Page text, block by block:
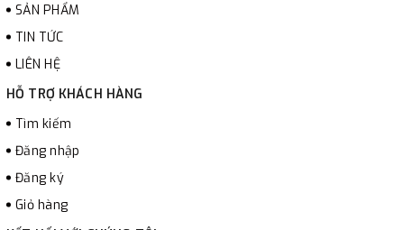
SẢN PHẨM
TIN TỨC
LIÊN HỆ
HỖ TRỢ KHÁCH HÀNG
Tìm kiếm
Đăng nhập
Đăng ký
Giỏ hàng